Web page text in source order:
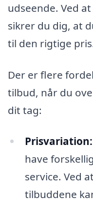
udseende. Ved
sikrer du dig, at
til den rigtige
Der er flere
tilbud, når du
dit tag:
Prisvariation:
have
service. Ved
tilbuddene